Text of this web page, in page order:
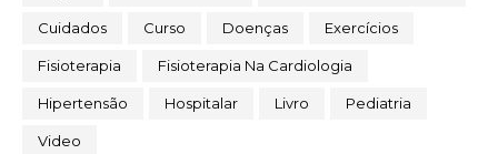
Cuidados Curso Doenças Exercícios
Fisioterapia Fisioterapia Na Cardiologia
Hipertensão Hospitalar Livro Pediatria
Video